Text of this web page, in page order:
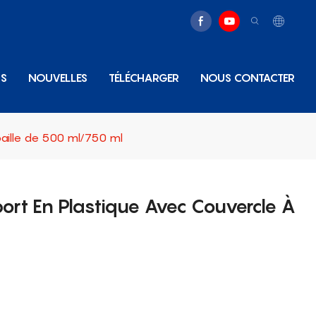
NOUVELLES TÉLÉCHARGER NOUS CONTACTER
de 500 ml/750 ml
En Plastique Avec Couvercle À